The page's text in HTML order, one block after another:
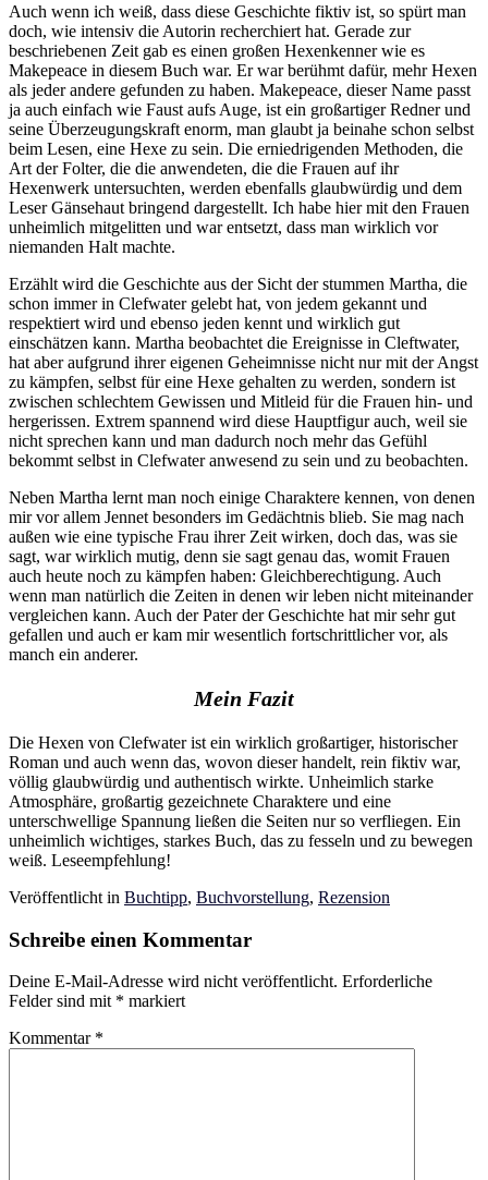
Auch wenn ich weiß, dass diese Geschichte fiktiv ist, so spürt man
doch, wie intensiv die Autorin recherchiert hat. Gerade zur
beschriebenen Zeit gab es einen großen Hexenkenner wie es
Makepeace in diesem Buch war. Er war berühmt dafür, mehr Hexen
als jeder andere gefunden zu haben. Makepeace, dieser Name passt
ja auch einfach wie Faust aufs Auge, ist ein großartiger Redner und
seine Überzeugungskraft enorm, man glaubt ja beinahe schon selbst
beim Lesen, eine Hexe zu sein. Die erniedrigenden Methoden, die
Art der Folter, die die anwendeten, die die Frauen auf ihr
Hexenwerk untersuchten, werden ebenfalls glaubwürdig und dem
Leser Gänsehaut bringend dargestellt. Ich habe hier mit den Frauen
unheimlich mitgelitten und war entsetzt, dass man wirklich vor
niemanden Halt machte.
Erzählt wird die Geschichte aus der Sicht der stummen Martha, die
schon immer in Clefwater gelebt hat, von jedem gekannt und
respektiert wird und ebenso jeden kennt und wirklich gut
einschätzen kann. Martha beobachtet die Ereignisse in Cleftwater,
hat aber aufgrund ihrer eigenen Geheimnisse nicht nur mit der Angst
zu kämpfen, selbst für eine Hexe gehalten zu werden, sondern ist
zwischen schlechtem Gewissen und Mitleid für die Frauen hin- und
hergerissen. Extrem spannend wird diese Hauptfigur auch, weil sie
nicht sprechen kann und man dadurch noch mehr das Gefühl
bekommt selbst in Clefwater anwesend zu sein und zu beobachten.
Neben Martha lernt man noch einige Charaktere kennen, von denen
mir vor allem Jennet besonders im Gedächtnis blieb. Sie mag nach
außen wie eine typische Frau ihrer Zeit wirken, doch das, was sie
sagt, war wirklich mutig, denn sie sagt genau das, womit Frauen
auch heute noch zu kämpfen haben: Gleichberechtigung. Auch
wenn man natürlich die Zeiten in denen wir leben nicht miteinander
vergleichen kann. Auch der Pater der Geschichte hat mir sehr gut
gefallen und auch er kam mir wesentlich fortschrittlicher vor, als
manch ein anderer.
Mein Fazit
Die Hexen von Clefwater ist ein wirklich großartiger, historischer
Roman und auch wenn das, wovon dieser handelt, rein fiktiv war,
völlig glaubwürdig und authentisch wirkte. Unheimlich starke
Atmosphäre, großartig gezeichnete Charaktere und eine
unterschwellige Spannung ließen die Seiten nur so verfliegen. Ein
unheimlich wichtiges, starkes Buch, das zu fesseln und zu bewegen
weiß. Leseempfehlung!
Veröffentlicht in Buchtipp, Buchvorstellung, Rezension
Schreibe einen Kommentar
Deine E-Mail-Adresse wird nicht veröffentlicht. Erforderliche
Felder sind mit * markiert
Kommentar *